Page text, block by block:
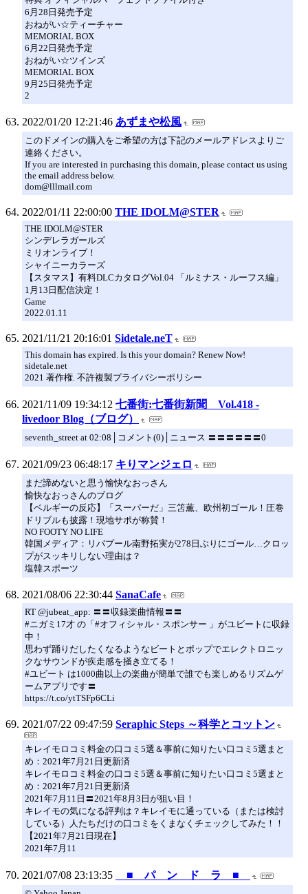
6月28日発売予定
おねがい☆ティーチャー
MEMORIAL BOX
6月22日発売予定
おねがい☆ツインズ
MEMORIAL BOX
9月25日発売予定
2
2022/01/20 12:21:46 あずまや松風
このドメインの購入をご希望の方は下記のメールアドレスよりご
連絡ください。
If you are interested in purchasing this domain, please contact us using
the email address below.
dom@lllmail.com
2022/01/11 22:00:00 THE IDOLM@STER
THE IDOLM@STER
シンデレラガールズ
ミリオンライブ！
シャイニーカラーズ
【スタマス】有料DLCカタログVol.04 「ルミナス・ルーフス編」
1月13日配信決定！
Game
2022.01.11
2021/11/21 20:16:01 Sidetale.neT
This domain has expired. Is this your domain? Renew Now!
sidetale.net
2021 著作権. 不許複製プライバシーポリシー
2021/11/09 19:34:12 七番街:七番街新聞 Vol.418 -
livedoor Blog（ブログ）
seventh_street at 02:08│コメント(0)│ニュース 〓〓〓〓〓〓0
2021/09/23 06:48:17 キりマンジェロ
まだ諦めないと思う愉快なおっさん
愉快なおっさんのブログ
【ベルギーの反応】「スーパーだ」三笘薫、欧州初ゴール！圧巻
ドリブルも披露！現地サポが称賛！
NO FOOTY NO LIFE
韓国メディア：リバプール南野拓実が278日ぶりにゴール…クロッ
プがスッキリしない理由は？
塩韓スポーツ
2021/08/06 22:30:44 SanaCafe
RT @jubeat_app: 〓〓収録楽曲情報〓〓
#ニガミ17才 の「#オフィシャル・スポンサー 」がユビートに収録
中！
思わず踊りだしたくなるようなビートとポップでエレクトロニッ
クなサウンドが疾走感を掻き立てる！
#ユビート は1000曲以上の楽曲が簡単で誰でも楽しめるリズムゲ
ームアプリです〓
https://t.co/ytTSFp6CLi
2021/07/22 09:47:59 Seraphic Steps ～科学とコットン
キレイモロコミ料金の口コミ5選＆事前に知りたい口コミ5選まと
め：2021年7月21日更新済
キレイモロコミ料金の口コミ5選＆事前に知りたい口コミ5選まと
め：2021年7月21日更新済
2021年7月11日〓2021年8月3日が狙い目！
キレイモの気になる評判は？キレイモに通っている（または検討
している）人たちだけの口コミをくまなくチェックしてみた！！
【2021年7月21日現在】
2021年7月11
2021/07/08 23:13:35 ■ パ ン ド ラ ■